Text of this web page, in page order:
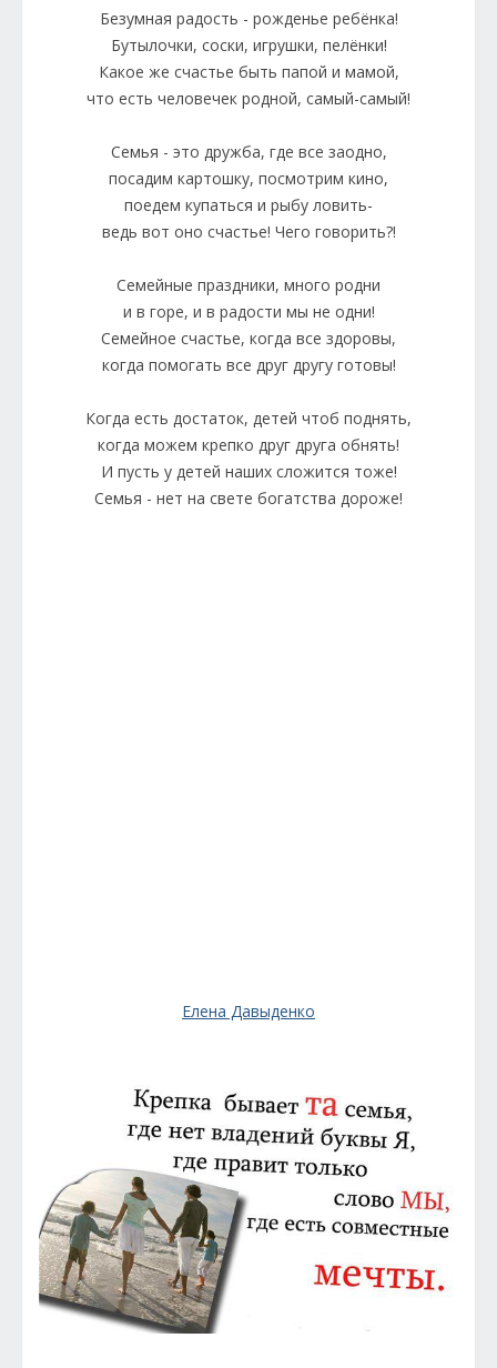
Безумная радость - рожденье ребёнка!
Бутылочки, соски, игрушки, пелёнки!
Какое же счастье быть папой и мамой,
что есть человечек родной, самый-самый!
Семья - это дружба, где все заодно,
посадим картошку, посмотрим кино,
поедем купаться и рыбу ловить-
ведь вот оно счастье! Чего говорить?!
Семейные праздники, много родни
и в горе, и в радости мы не одни!
Семейное счастье, когда все здоровы,
когда помогать все друг другу готовы!
Когда есть достаток, детей чтоб поднять,
когда можем крепко друг друга обнять!
И пусть у детей наших сложится тоже!
Семья - нет на свете богатства дороже!
Елена Давыденко